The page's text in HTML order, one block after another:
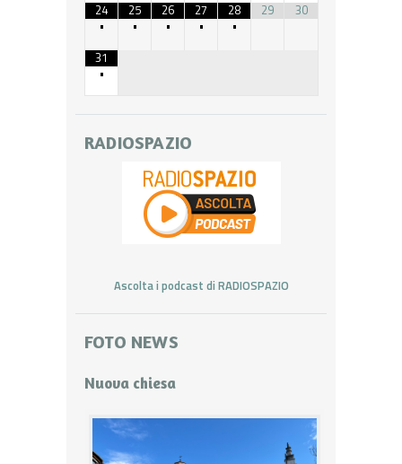
24
•
25
•
26
•
27
•
28
•
29 30
31
•
RADIOSPAZIO
Ascolta i podcast di RADIOSPAZIO
FOTO NEWS
Nuova chiesa